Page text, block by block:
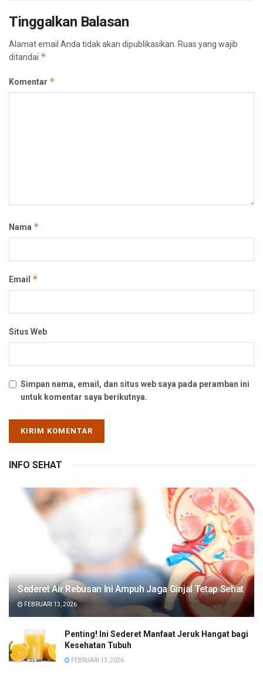
Tinggalkan Balasan
Alamat email Anda tidak akan dipublikasikan. Ruas yang wajib
ditandai *
Komentar *
Nama *
Email *
Situs Web
Simpan nama, email, dan situs web saya pada peramban ini
untuk komentar saya berikutnya.
INFO SEHAT
Sederet Air Rebusan Ini Ampuh Jaga Ginjal Tetap Sehat
FEBRUARI 13, 2026
Penting! Ini Sederet Manfaat Jeruk Hangat bagi
Kesehatan Tubuh
FEBRUARI 13, 2026